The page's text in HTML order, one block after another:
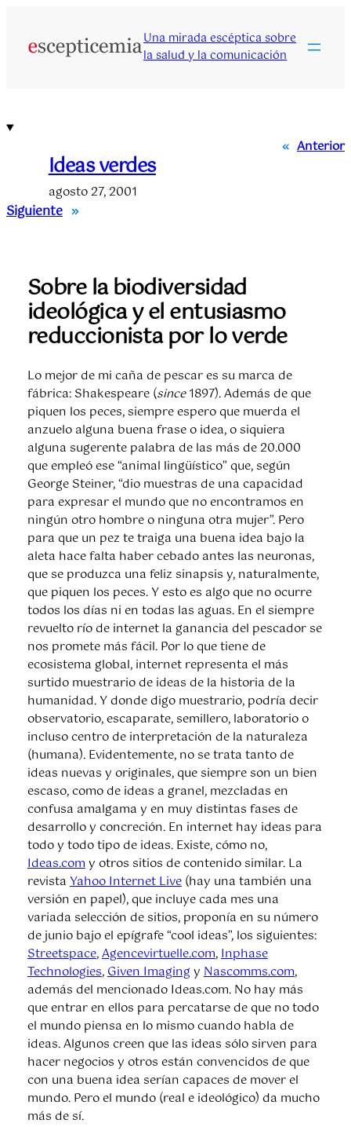
contenido
Una mirada escéptica sobre
la salud y la comunicación
« Anterior
Ideas verdes
agosto 27, 2001
Siguiente »
Sobre la biodiversidad
ideológica y el entusiasmo
reduccionista por lo verde
Lo mejor de mi caña de pescar es su marca de
fábrica: Shakespeare (since1897). Además de que
piquen los peces, siempre espero que muerda el
anzuelo alguna buena frase o idea, o siquiera
alguna sugerente palabra de las más de 20.000
que empleó ese “animal lingüístico” que, según
George Steiner, “dio muestras de una capacidad
para expresar el mundo que no encontramos en
ningún otro hombre o ninguna otra mujer”. Pero
para que un pez te traiga una buena idea bajo la
aleta hace falta haber cebado antes las neuronas,
que se produzca una feliz sinapsis y, naturalmente,
que piquen los peces. Y esto es algo que no ocurre
todos los días ni en todas las aguas. En el siempre
revuelto río de internet la ganancia del pescador se
nos promete más fácil. Por lo que tiene de
ecosistema global, internet representa el más
surtido muestrario de ideas de la historia de la
humanidad. Y donde digo muestrario, podría decir
observatorio, escaparate, semillero, laboratorio o
incluso centro de interpretación de la naturaleza
(humana). Evidentemente, no se trata tanto de
ideas nuevas y originales, que siempre son un bien
escaso, como de ideas a granel, mezcladas en
confusa amalgama y en muy distintas fases de
desarrollo y concreción. En internet hay ideas para
todo y todo tipo de ideas. Existe, cómo no,
Ideas.comy otros sitios de contenido similar. La
revistaYahoo Internet Live(hay una también una
versión en papel), que incluye cada mes una
variada selección de sitios, proponía en su número
de junio bajo el epígrafe “cool ideas”, los siguientes:
Streetspace,Agencevirtuelle.com,Inphase
Technologies,Given Imaging yNascomms.com,
además del mencionado Ideas.com. No hay más
que entrar en ellos para percatarse de que no todo
el mundo piensa en lo mismo cuando habla de
ideas. Algunos creen que las ideas sólo sirven para
hacer negocios y otros están convencidos de que
con una buena idea serían capaces de mover el
mundo. Pero el mundo (real e ideológico) da mucho
más de sí.